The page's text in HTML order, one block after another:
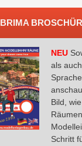
BRIMA
NEU
als
Bild,
Schritt